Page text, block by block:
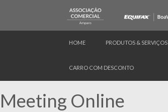
HOME PRODUTOS & SERVIÇOS
CARRO COM DESCONTO
Meeting Online